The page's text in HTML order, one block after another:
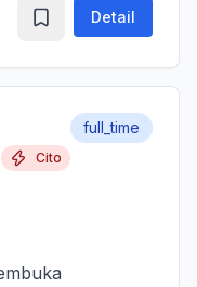
Detail
Cito
full_time